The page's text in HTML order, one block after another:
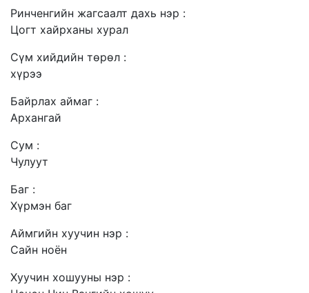
Ринченгийн жагсаалт дахь нэр :
Цогт хайрханы хурал
Сүм хийдийн төрөл :
хүрээ
Байрлах аймаг :
Архангай
Сум :
Чулуут
Баг :
Хүрмэн баг
Аймгийн хуучин нэр :
Сайн ноён
Хуучин хошууны нэр :